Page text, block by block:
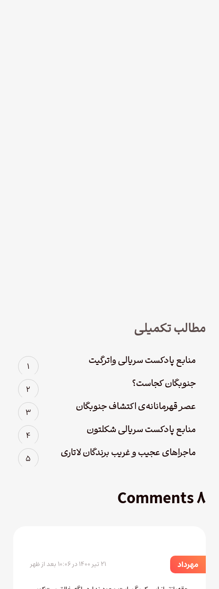
مطالب تکمیلی
منابع پادکست سریالی واترگیت
جنوبگان کجاست؟
عصر قهرمانانه‌ی اکتشاف جنوبگان
منابع پادکست سریالی شکلتون
ماجراهای عجیب و غریب برندگان لاتاری
۸ Comments
مهرداد ۲۱ تیر ۱۴۰۰ در ۱۰:۰۶ بعد از ظهر